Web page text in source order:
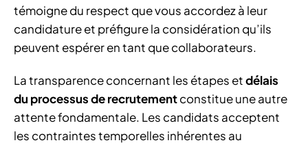
témoigne du respect que vous accordez à leur
candidature et préfigure la considération qu’ils
peuvent espérer en tant que collaborateurs.
La transparence concernant les étapes etdélais
du processus de recrutementconstitue une autre
attente fondamentale. Les candidats acceptent
les contraintes temporelles inhérentes au